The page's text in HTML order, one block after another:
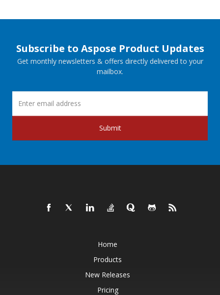
Subscribe to Aspose Product Updates
Get monthly newsletters & offers directly delivered to your
mailbox.
Submit
Home
Products
New Releases
Pricing